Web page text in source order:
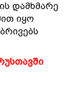
დამხმარე
იყო